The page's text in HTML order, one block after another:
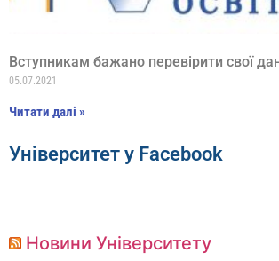
Вступникам бажано перевірити свої
05.07.2021
Читати далі »
Університет у Facebook
Новини Університету